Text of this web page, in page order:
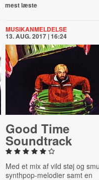
mest læste
MUSIKANMELDELSE
13. AUG. 2017 | 16:24
Good Time
Soundtrack
Med et mix af vild støj og
synthpop-melodier samt en